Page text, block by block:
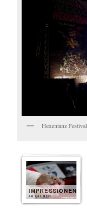
Hexentanz Festival
IMPRESSIONEN
40 BILDER